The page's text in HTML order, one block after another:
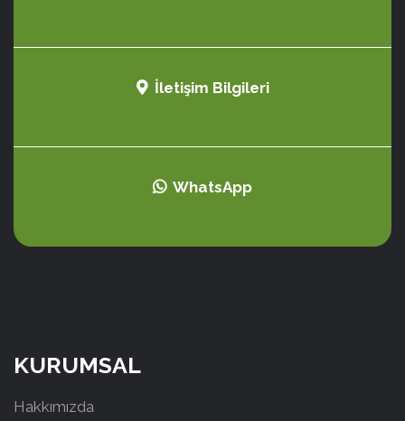
İletişim Bilgileri
WhatsApp
KURUMSAL
Hakkımızda